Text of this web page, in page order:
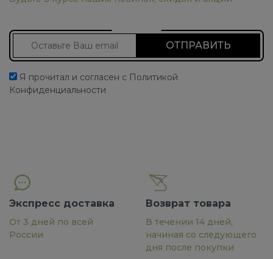
Я прочитал и согласен с Политикой
Конфиденциальности
Экспресс доставка
От 3 дней по всей
России
Возврат товара
В течении 14 дней,
начиная со следующего
дня после покупки